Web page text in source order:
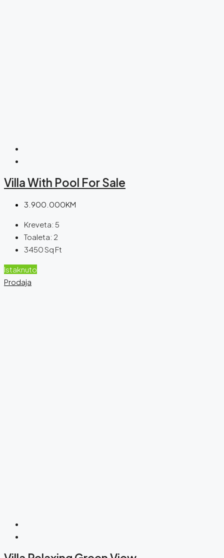
Villa With Pool For Sale
3.900.000KM
Kreveta: 5
Toaleta: 2
3450Sq Ft
Istaknuto
Prodaja